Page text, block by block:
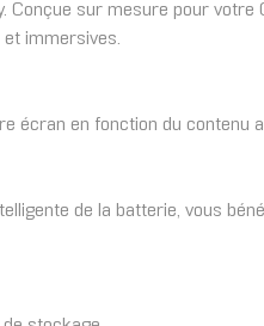
sur mesure pour votre
et immersives.
écran en fonction du contenu
de la batterie, vous